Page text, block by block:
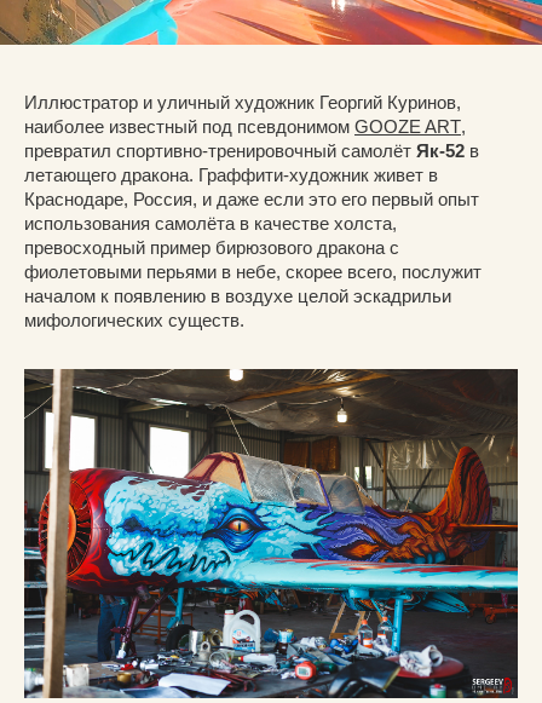
Иллюстратор и уличный художник Георгий Куринов,
наиболее известный под псевдонимом GOOZE ART,
превратил спортивно-тренировочный самолёт Як-52 в
летающего дракона. Граффити-художник живет в
Краснодаре, Россия, и даже если это его первый опыт
использования самолёта в качестве холста,
превосходный пример бирюзового дракона с
фиолетовыми перьями в небе, скорее всего, послужит
началом к появлению в воздухе целой эскадрильи
мифологических существ.